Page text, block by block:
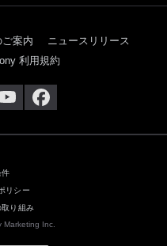
案内
ニュースリリース
利用規約
件
リシー
取り組み
Inc.